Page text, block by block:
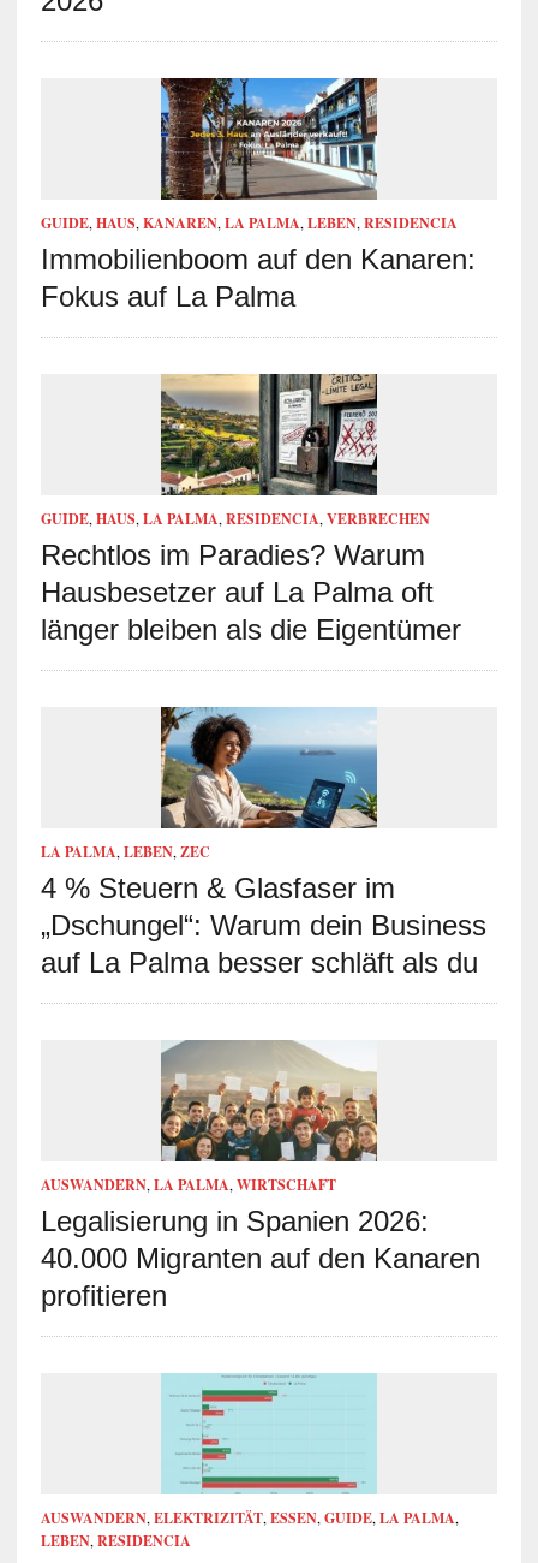
GUIDE, HAUS, KANAREN, LA PALMA, LEBEN, RESIDENCIA
Immobilienboom auf den Kanaren:
Fokus auf La Palma
GUIDE, HAUS, LA PALMA, RESIDENCIA, VERBRECHEN
Rechtlos im Paradies? Warum
Hausbesetzer auf La Palma oft
länger bleiben als die Eigentümer
LA PALMA, LEBEN, ZEC
4 % Steuern & Glasfaser im
„Dschungel“: Warum dein Business
auf La Palma besser schläft als du
AUSWANDERN, LA PALMA, WIRTSCHAFT
Legalisierung in Spanien 2026:
40.000 Migranten auf den Kanaren
profitieren
AUSWANDERN, ELEKTRIZITÄT, ESSEN, GUIDE, LA PALMA,
LEBEN, RESIDENCIA